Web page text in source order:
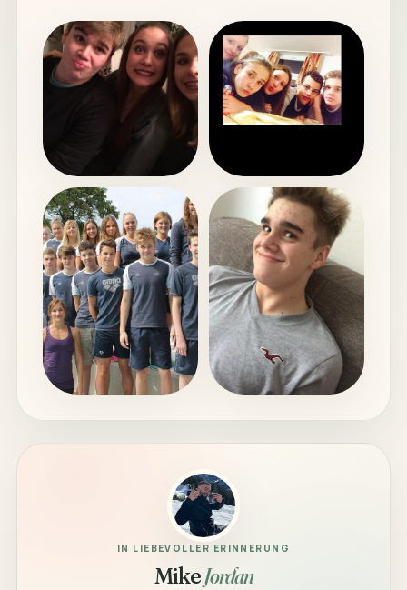
IN LIEBEVOLLER ERINNERUNG
MikeJordan